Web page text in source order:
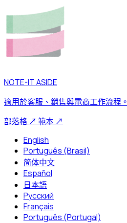
NOTE-IT ASIDE
適用於客服、銷售與電商工作流程。
部落格 ↗ 範本 ↗
English
Português (Brasil)
简体中文
Español
日本語
Русский
Français
Português (Portugal)